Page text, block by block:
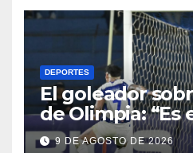
DEPORTES
El goleador
de Olimpia: “Es
hoy y hay que
9 DE AGOSTO DE 2026